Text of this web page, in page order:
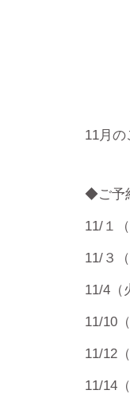
11月の
◆ご予
11/１
11/３
11/4（
11/10
11/12
11/14